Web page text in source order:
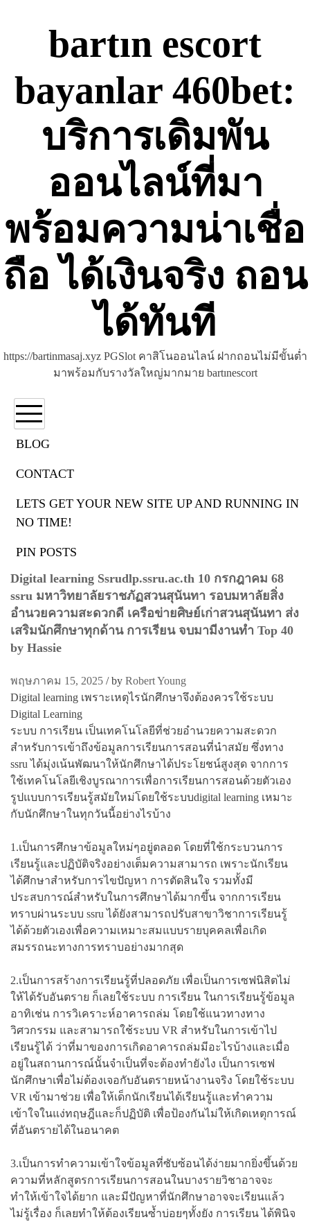
bartın escort
bayanlar 460bet:
บริการเดิมพัน
ออนไลน์ที่มา
พร้อมความน่าเชื่อ
ถือ ได้เงินจริง ถอน
ได้ทันที
https://bartinmasaj.xyz PGSlot คาสิโนออนไลน์ ฝากถอนไม่มีขั้นต่ำ
มาพร้อมกับรางวัลใหญ่มากมาย bartınescort
BLOG
CONTACT
LETS GET YOUR NEW SITE UP AND RUNNING IN
NO TIME!
PIN POSTS
ป้ายกำกับ:digital learning
Digital learning Ssrudlp.ssru.ac.th 10 กรกฎาคม 68
ssru มหาวิทยาลัยราชภัฏสวนสุนันทา รอบมหาลัยสิ่ง
อำนวยความสะดวกดี เครือข่ายศิษย์เก่าสวนสุนันทา ส่ง
เสริมนักศึกษาทุกด้าน การเรียน จบมามีงานทำ Top 40
by Hassie
พฤษภาคม 15, 2025 / by Robert Young
Digital learning เพราะเหตุไรนักศึกษาจึงต้องควรใช้ระบบ
Digital Learning
ระบบ การเรียน เป็นเทคโนโลยีที่ช่วยอำนวยความสะดวก
สำหรับการเข้าถึงข้อมูลการเรียนการสอนที่นำสมัย ซึ่งทาง
ssru ได้มุ่งเน้นพัฒนาให้นักศึกษาได้ประโยชน์สูงสุด จากการ
ใช้เทคโนโลยีเชิงบูรณาการเพื่อการเรียนการสอนด้วยตัวเอง
รูปแบบการเรียนรู้สมัยใหม่โดยใช้ระบบdigital learning เหมาะ
กับนักศึกษาในทุกวันนี้อย่างไรบ้าง
1.เป็นการศึกษาข้อมูลใหม่ๆอยู่ตลอด โดยที่ใช้กระบวนการ
เรียนรู้และปฏิบัติจริงอย่างเต็มความสามารถ เพราะนักเรียน
ได้ศึกษาสำหรับการไขปัญหา การตัดสินใจ รวมทั้งมี
ประสบการณ์สำหรับในการศึกษาได้มากขึ้น จากการเรียน
ทราบผ่านระบบ ssru ได้ยังสามารถปรับสาขาวิชาการเรียนรู้
ได้ด้วยตัวเองเพื่อความเหมาะสมแบบรายบุคคลเพื่อเกิด
สมรรถนะทางการทราบอย่างมากสุด
2.เป็นการสร้างการเรียนรู้ที่ปลอดภัย เพื่อเป็นการเซฟนิสิตไม่
ให้ได้รับอันตราย ก็เลยใช้ระบบ การเรียน ในการเรียนรู้ข้อมูล
อาทิเช่น การวิเคราะห์อาคารถล่ม โดยใช้แนวทางทาง
วิศวกรรม และสามารถใช้ระบบ VR สำหรับในการเข้าไป
เรียนรู้ได้ ว่าที่มาของการเกิดอาคารถล่มมีอะไรบ้างและเมื่อ
อยู่ในสถานการณ์นั้นจำเป็นที่จะต้องทำยังไง เป็นการเซฟ
นักศึกษาเพื่อไม่ต้องเจอกับอันตรายหน้างานจริง โดยใช้ระบบ
VR เข้ามาช่วย เพื่อให้เด็กนักเรียนได้เรียนรู้และทำความ
เข้าใจในแง่ทฤษฎีและก็ปฏิบัติ เพื่อป้องกันไม่ให้เกิดเหตุการณ์
ที่อันตรายได้ในอนาคต
3.เป็นการทำความเข้าใจข้อมูลที่ซับซ้อนได้ง่ายมากยิ่งขึ้นด้วย
ความที่หลักสูตรการเรียนการสอนในบางรายวิชาอาจจะ
ทำให้เข้าใจได้ยาก และมีปัญหาที่นักศึกษาอาจจะเรียนแล้ว
ไม่รู้เรื่อง ก็เลยทำให้ต้องเรียนซ้ำบ่อยๆทั้งยัง การเรียน ได้พินิจ